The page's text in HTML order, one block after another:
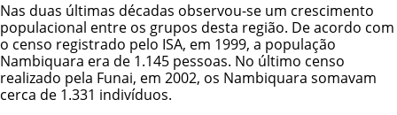
Nas duas últimas décadas observou-se um crescimento
populacional entre os grupos desta região. De acordo com
o censo registrado pelo ISA, em 1999, a população
Nambiquara era de 1.145 pessoas. No último censo
realizado pela Funai, em 2002, os Nambiquara somavam
cerca de 1.331 indivíduos.